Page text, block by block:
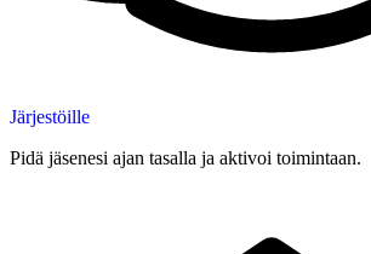
Järjestöille
Pidä jäsenesi ajan tasalla ja aktivoi toimintaan.